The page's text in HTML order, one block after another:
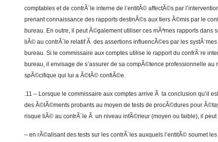
comptables et de contrÃ´le interne de l’entitÃ© affectÃ©s par
prenant connaissance des rapports destinÃ©s aux tiers Ã©mis par le
bureau. En outre, il peut Ã©galement utiliser ces mÃªmes rapports dans
liÃ© au contrÃ´le relatif Ã des assertions influencÃ©es par les
bureau. Si le commissaire aux comptes utilise le rapport du confrÃ¨re
bureau, il envisage de s’assurer de sa compÃ©tence professionnelle au
spÃ©cifique qui lui a Ã©tÃ© confiÃ©e.
.11 – Lorsque le commissaire aux comptes arrive Ã la conclusion qu’il
des Ã©lÃ©ments probants au moyen de tests de procÃ©dures pour
risque liÃ© au contrÃ´le Ã un niveau infÃ©rieur (moyen ou faible), il
– en rÃ©alisant des tests sur les contrÃ´les auxquels l’entitÃ© soumet